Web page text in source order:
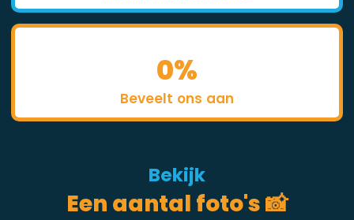
Beveelt ons aan
0%
Bekijk
Een aantal foto's 📸